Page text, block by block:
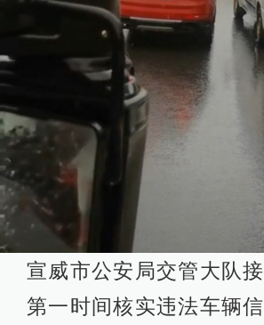
宣威市公安局交管大队
第一时间核实违法车辆